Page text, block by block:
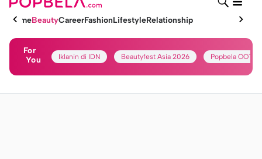
HomeBeautyCareerFashionLifestyleRelationship
For
You
Iklanin di IDN Beautyfest Asia 2026 Popbela OOTD